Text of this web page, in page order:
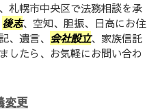
札幌市中央区で法務相談を承
後志、空知、胆振、日高にお住
、遺言、 会社設立、家族信託
したら、お気軽にお問い合わ
変更